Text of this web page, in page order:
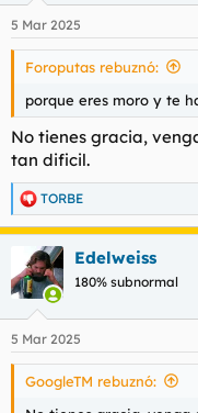
e
s
5 Mar 2025
Foroputas rebuznó:
porque eres moro y te
No tienes gracia,
tan dificil.
R
e
a
c
i
e
s
TORBE
Edelweiss
180% subnormal
5 Mar 2025
GoogleTM rebuznó: